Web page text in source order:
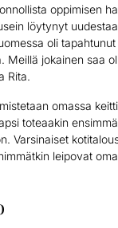
oppimisen
löytynyt
oli
Meillä jokainen saa
Rita.
omassa
toteaakin
Varsinaiset
leipovat